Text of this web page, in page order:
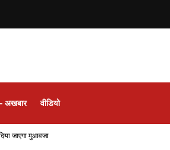
अखबार वीडियो
जाएगा मुआवजा